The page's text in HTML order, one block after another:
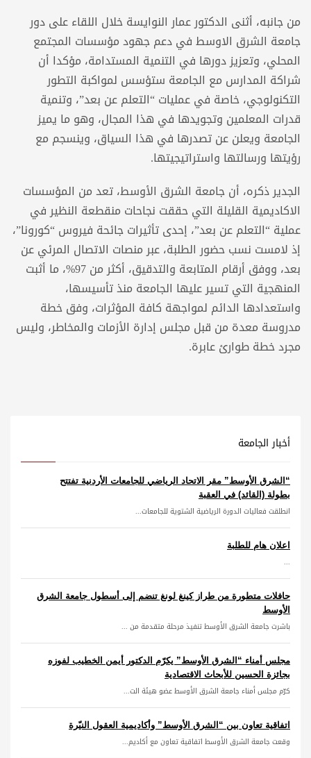
من جانبه، أثنى الدكتور عمار النوايسة خلال اللقاء على دور
جامعة الشرق الاوسط في دعم جهود مؤسسات المجتمع
المحلي، وتعزيز دورها في التنمية المستدامة، مؤكدا أن
شراكة المدارس مع الجامعة ستؤسس لمواكبة التطور
التكنولوجي، خاصة في عمليات “التعلم عن بعد”، وتنمية
قدرات المعلمين وتجويدها في هذا المجال، وهو ما يميز
الجامعة ويعلن عن تصدرها في هذا السياق، وينسجم مع
رؤيتها ورسالتها واستراتيجيتها.
الجدير ذكره، أن جامعة الشرق الأوسط، تعد من المؤسسات
الاكاديمية القليلة التي حققت نجاحات منقطعة النظير في
عملية “التعلم عن بعد”، إحدى تأثيرات جائحة فيروس “كورونا”،
إذ لامست نسب حضور الطلبة، عبر منصات الاتصال المرئي عن
بعد، ووفق أرقام المتابعة والتدقيق، أكثر من 97%، ما أثبت
المنهجية التي تسير عليها الجامعة منذ تأسيسها،
واستعدادها الدائم لمواجهة كافة المؤثرات، وفق خطة
مدروسة معدة من قبل مجلس إدارة الأزمات والمخاطر، وليس
مجرد خطة طوارئ عابرة.
أخبار الجامعة
“الشرق الأوسط” مقر الاتحاد الرياضي للجامعات الأردنية تفتتح
بطولة (القائد) في العقبة
انطلقت فعاليات الدورة الرياضية الشتوية للجامعات...
اعلان هام للطلبة
...
حافلات متطورة من طراز كينغ لونغ تنضم إلى أسطول جامعة الشرق
الأوسط
باشرت جامعة الشرق الأوسط تنفيذ مرحلة متقدمة من ...
مجلس أمناء “الشرق الأوسط” يكرّم الدكتور أيمن الخطيب لفوزه
بجائزة الحسين للأبحاث الاقتصادية
كرّم مجلس أمناء جامعة الشرق الأوسط عضو هيئة الت...
اتفاقية تعاون بين “الشرق الأوسط” وأكاديمية العقول النيّرة
وقعت جامعة الشرق الأوسط اتفاقية تعاون مع أكاديم...